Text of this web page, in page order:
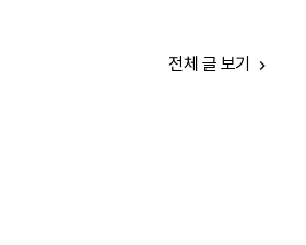
전체 글 보기